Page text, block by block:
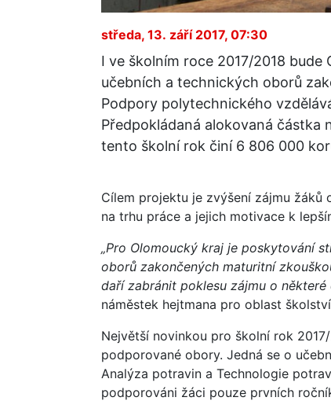
středa, 13. září 2017, 07:30
I ve školním roce 2017/2018
učebních a technických oborů
Podpory polytechnického
Předpokládaná alokovaná částka
tento školní rok činí 6 806 000
Cílem projektu je zvýšení zájmu
na trhu práce a jejich motivace k
„Pro Olomoucký kraj je poskytování
oborů zakončených maturitní
daří zabránit poklesu zájmu o
náměstek hejtmana pro oblast
Největší novinkou pro školní rok
podporované obory. Jedná se o
Analýza potravin a Technologie
podporováni žáci pouze prvních